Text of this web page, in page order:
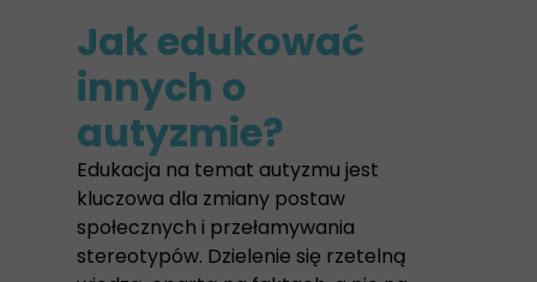
Jak edukować
innych o
autyzmie?
Edukacja na temat autyzmu jest
kluczowa dla zmiany postaw
społecznych i przełamywania
stereotypów. Dzielenie się rzetelną